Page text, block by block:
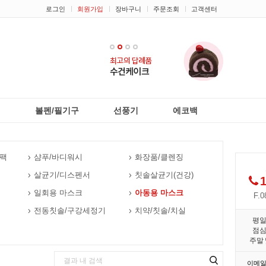
로그인 회원가입 장바구니 주문조회 고객센터
1 2 3 4
볼펜/필기구 선풍기 에코백
평일
점심
주말
이메
샴푸/바디워시
화장품/클렌징
살균기/디스펜서
칫솔살균기(건강)
일회용 마스크
아동용 마스크
전동칫솔/구강세정기
치약/칫솔/치실